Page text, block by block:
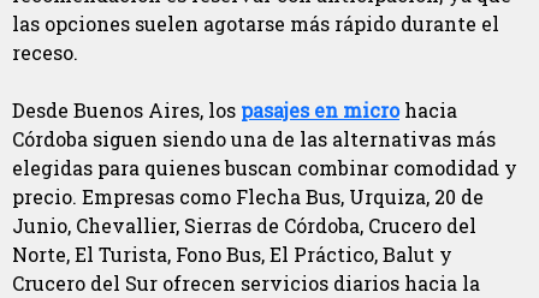
las opciones suelen agotarse más rápido durante el
receso.
Desde Buenos Aires, los pasajes en microhacia
Córdoba siguen siendo una de las alternativas más
elegidas para quienes buscan combinar comodidad y
precio. Empresas como Flecha Bus, Urquiza, 20 de
Junio, Chevallier, Sierras de Córdoba, Crucero del
Norte, El Turista, Fono Bus, El Práctico, Balut y
Crucero del Sur ofrecen servicios diarios hacia la